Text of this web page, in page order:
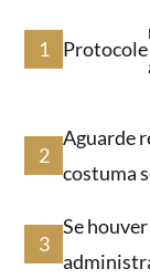
Protocole
Aguarde
costuma
Se